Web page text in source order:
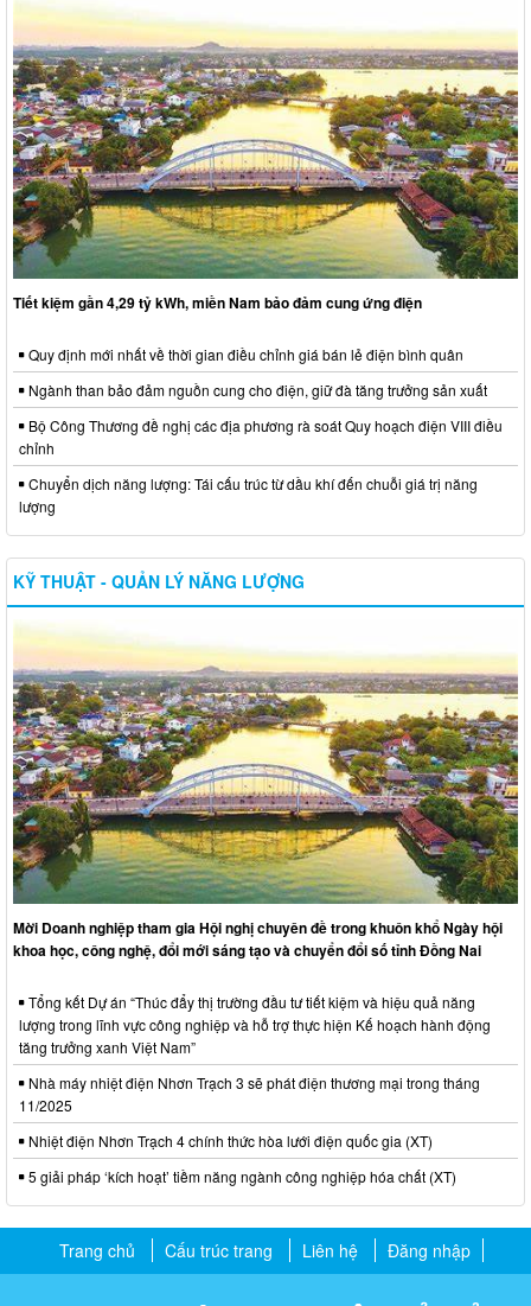
Tiết kiệm gần 4,29 tỷ kWh, miền Nam bảo đảm cung ứng điện
Quy định mới nhất về thời gian điều chỉnh giá bán lẻ điện bình quân
Ngành than bảo đảm nguồn cung cho điện, giữ đà tăng trưởng sản xuất
Bộ Công Thương đề nghị các địa phương rà soát Quy hoạch điện VIII điều
chỉnh
Chuyển dịch năng lượng: Tái cấu trúc từ dầu khí đến chuỗi giá trị năng
lượng
KỸ THUẬT - QUẢN LÝ NĂNG LƯỢNG
Mời Doanh nghiệp tham gia Hội nghị chuyên đề trong khuôn khổ Ngày hội
khoa học, công nghệ, đổi mới sáng tạo và chuyển đổi số tỉnh Đồng Nai
Tổng kết Dự án “Thúc đẩy thị trường đầu tư tiết kiệm và hiệu quả năng
lượng trong lĩnh vực công nghiệp và hỗ trợ thực hiện Kế hoạch hành động
tăng trưởng xanh Việt Nam”
Nhà máy nhiệt điện Nhơn Trạch 3 sẽ phát điện thương mại trong tháng
11/2025
Nhiệt điện Nhơn Trạch 4 chính thức hòa lưới điện quốc gia (XT)
5 giải pháp ‘kích hoạt’ tiềm năng ngành công nghiệp hóa chất (XT)
Trang chủ Cấu trúc trang Liên hệ Đăng nhập